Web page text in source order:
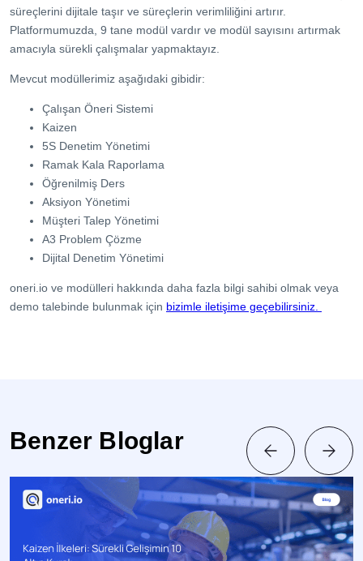
süreçlerini dijitale taşır ve süreçlerin verimliliğini artırır.
Platformumuzda, 9 tane modül vardır ve modül sayısını artırmak
amacıyla sürekli çalışmalar yapmaktayız.
Mevcut modüllerimiz aşağıdaki gibidir:
Çalışan Öneri Sistemi
Kaizen
5S Denetim Yönetimi
Ramak Kala Raporlama
Öğrenilmiş Ders
Aksiyon Yönetimi
Müşteri Talep Yönetimi
A3 Problem Çözme
Dijital Denetim Yönetimi
oneri.io ve modülleri hakkında daha fazla bilgi sahibi olmak veya
demo talebinde bulunmak için bizimle iletişime geçebilirsiniz.
Benzer Bloglar